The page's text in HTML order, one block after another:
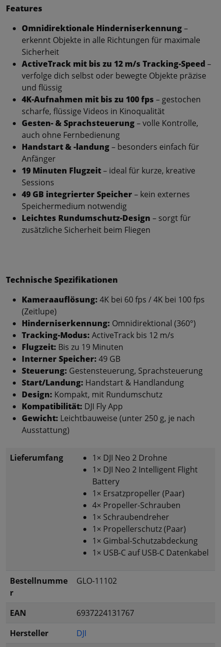
Features
Omnidirektionale Hinderniserkennung–
erkennt Objekte in alle Richtungen für maximale
Sicherheit
ActiveTrack mit bis zu 12 m/s Tracking-Speed–
verfolge dich selbst oder bewegte Objekte präzise
und flüssig
4K-Aufnahmen mit bis zu 100 fps – gestochen
scharfe, flüssige Videos in Kinoqualität
Gesten- & Sprachsteuerung– volle Kontrolle,
auch ohne Fernbedienung
Handstart & -landung– besonders einfach für
Anfänger
19 Minuten Flugzeit– ideal für kurze, kreative
Sessions
49 GB integrierter Speicher– kein externes
Speichermedium notwendig
Leichtes Rundumschutz-Design – sorgt für
zusätzliche Sicherheit beim Fliegen
Technische Spezifikationen
Kameraauflösung: 4K bei 60 fps / 4K bei 100 fps
(Zeitlupe)
Hinderniserkennung: Omnidirektional (360°)
Tracking-Modus: ActiveTrack bis 12 m/s
Flugzeit: Bis zu 19 Minuten
Interner Speicher: 49 GB
Steuerung: Gestensteuerung, Sprachsteuerung
Start/Landung: Handstart & Handlandung
Design: Kompakt, mit Rundumschutz
Kompatibilität: DJI Fly App
Gewicht: Leichtbauweise (unter 250 g, je nach
Ausstattung)
Lieferumfang
1× DJI Neo 2 Drohne
1× DJI Neo 2 Intelligent Flight
Battery
1× Ersatzpropeller (Paar)
4× Propeller-Schrauben
1× Schraubendreher
1× Propellerschutz (Paar)
1× Gimbal-Schutzabdeckung
1× USB-C auf USB-C Datenkabel
Bestellnumme
r
GLO-11102
EAN
6937224131767
Hersteller
DJI